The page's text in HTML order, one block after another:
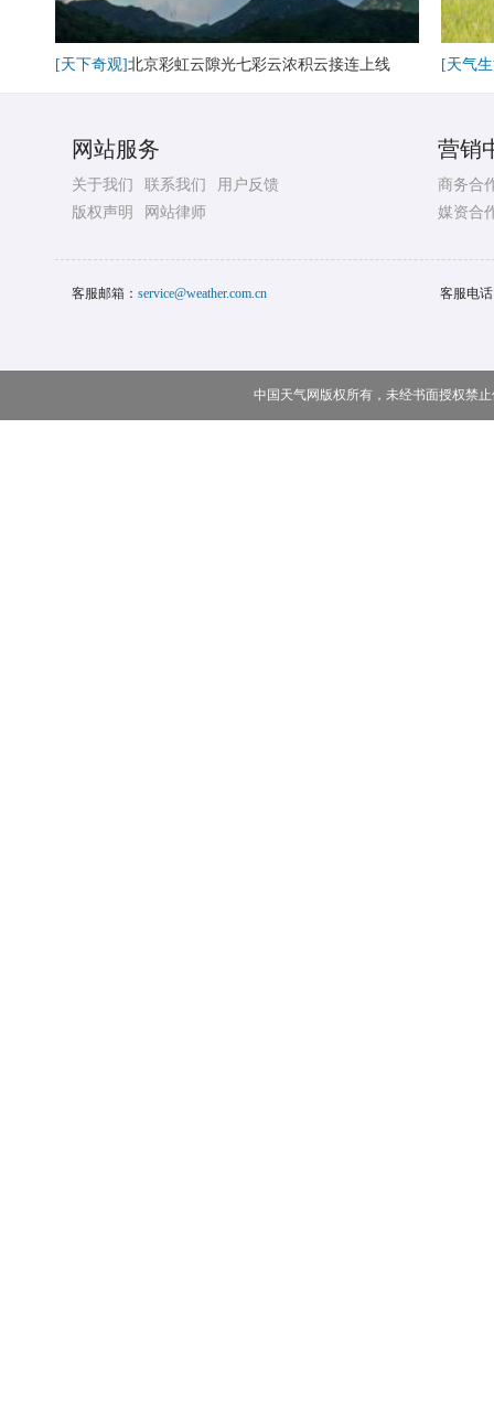
[天下奇观]北京彩虹云隙光七彩云浓积云接连上线 [天气
网站服务
关于我们 联系我们
用户反馈
版权声明
网站律师
营销
商务合
媒资合
客服邮箱： service@weather.com.cn 客服电
中国天气网版权所有，未经书面授权